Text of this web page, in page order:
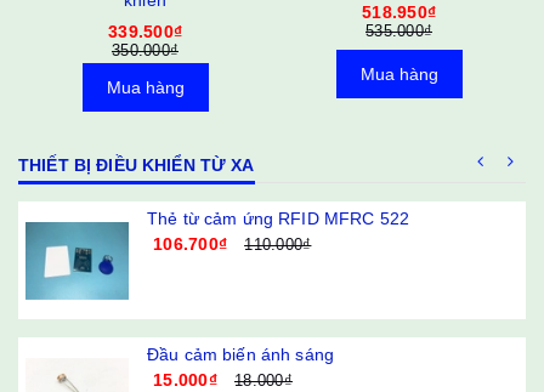
339.500₫
350.000₫
Mua hàng
518.950₫
535.000₫
Mua hàng
THIẾT BỊ ĐIỀU KHIỂN TỪ XA
Thẻ từ cảm ứng RFID MFRC 522
106.700₫
110.000₫
Đầu cảm biến ánh sáng
15.000₫
18.000₫